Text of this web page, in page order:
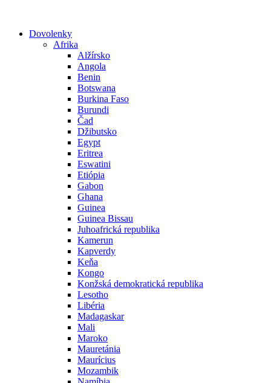
Dovolenky
Afrika
Alžírsko
Angola
Benin
Botswana
Burkina Faso
Burundi
Čad
Džibutsko
Egypt
Eritrea
Eswatini
Etiópia
Gabon
Ghana
Guinea
Guinea Bissau
Juhoafrická republika
Kamerun
Kapverdy
Keňa
Kongo
Konžská demokratická republika
Lesotho
Libéria
Madagaskar
Mali
Maroko
Mauretánia
Maurícius
Mozambik